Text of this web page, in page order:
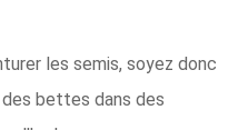
les semis, soyez donc
bettes dans des